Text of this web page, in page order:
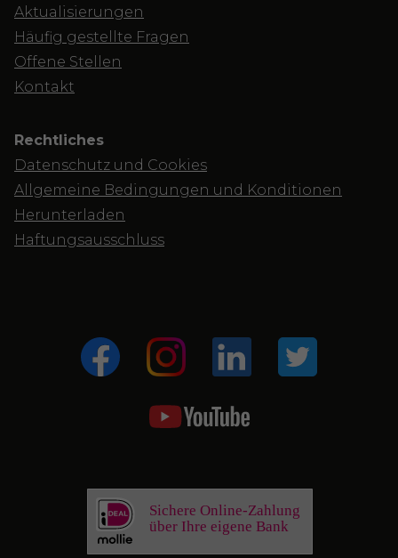
Aktualisierungen
Häufig gestellte Fragen
Offene Stellen
Kontakt
Rechtliches
Datenschutz und Cookies
Allgemeine Bedingungen und Konditionen
Herunterladen
Haftungsausschluss
Sichere Online-Zahlung
über Ihre eigene Bank